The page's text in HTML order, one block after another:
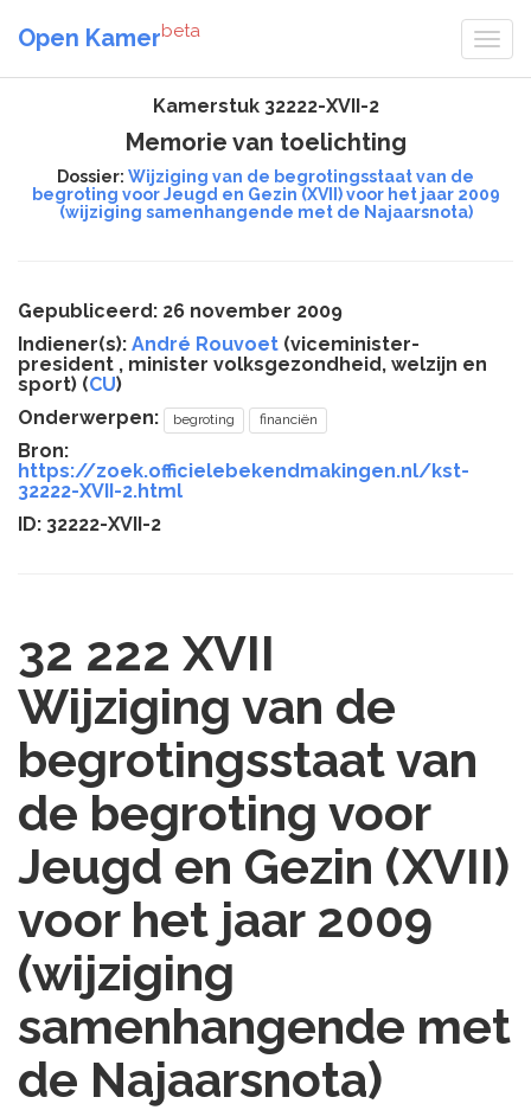
Open Kamerbeta
Kamerstuk 32222-XVII-2
Memorie van toelichting
Dossier: Wijziging van de begrotingsstaat van de
begroting voor Jeugd en Gezin (XVII) voor het jaar 2009
(wijziging samenhangende met de Najaarsnota)
Gepubliceerd: 26 november 2009
Indiener(s): André Rouvoet (viceminister-
president , minister volksgezondheid, welzijn en
sport) (CU)
Onderwerpen:
begroting financiën
Bron:
https://zoek.officielebekendmakingen.nl/kst-
32222-XVII-2.html
ID: 32222-XVII-2
32 222 XVII
Wijziging van de
begrotingsstaat van
de begroting voor
Jeugd en Gezin (XVII)
voor het jaar 2009
(wijziging
samenhangende met
de Najaarsnota)